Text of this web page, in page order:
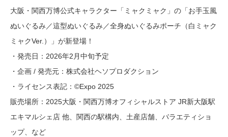
大阪・関西万博公式キャラクター「ミャクミャク」の「お手玉風
ぬいぐるみ／這型ぬいぐるみ／全身ぬいぐるみポーチ（白ミャク
ミャクVer.）」が新登場！
・発売日：2026年2月中旬予定
・企画 / 発売元：株式会社ヘソプロダクション
・ライセンス表記：©Expo 2025
販売場所：2025大阪・関西万博オフィシャルストア JR新大阪駅
エキマルシェ店 他、関西の駅構内、土産店舗、バラエティショ
ップ、など